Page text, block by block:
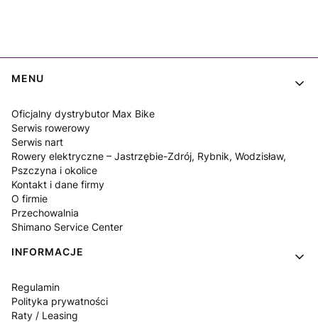
Linki w stopce
MENU
Oficjalny dystrybutor Max Bike
Serwis rowerowy
Serwis nart
Rowery elektryczne – Jastrzębie-Zdrój, Rybnik, Wodzisław,
Pszczyna i okolice
Kontakt i dane firmy
O firmie
Przechowalnia
Shimano Service Center
INFORMACJE
Regulamin
Polityka prywatności
Raty / Leasing